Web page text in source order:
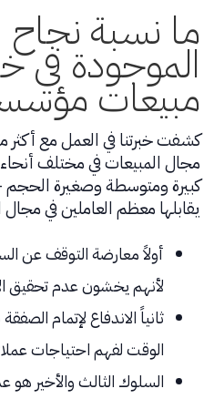
ما نسبة
الموجودة في
مبيعات
مجال المبيعات في مختلف
كبيرة ومتوسطة وصغيرة
يقابلها معظم العاملين في
أولاً معارضة التوقف عن
لأنهم يخشون عدم تحقيق
ثانياً الاندفاع لإتمام
الوقت لفهم احتياجات
السلوك الثالث والأخير